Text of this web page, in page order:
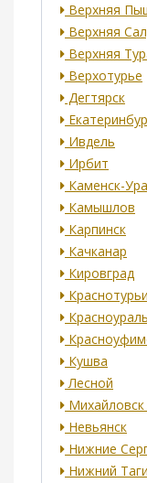
Верхняя
Верхняя
Верхняя
Верхотурье
Дегтярск
Ивдель
Ирбит
Каменск-
Камышлов
Карпинск
Качканар
Кировград
Кушва
Лесной
Невьянск
Нижние
Нижний